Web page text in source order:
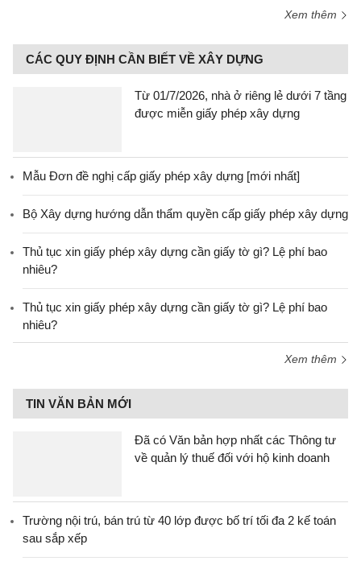
Xem thêm
CÁC QUY ĐỊNH CẦN BIẾT VỀ XÂY DỰNG
Từ 01/7/2026, nhà ở riêng lẻ dưới 7 tầng
được miễn giấy phép xây dựng
Mẫu Đơn đề nghị cấp giấy phép xây dựng [mới nhất]
Bộ Xây dựng hướng dẫn thẩm quyền cấp giấy phép xây dựng
Thủ tục xin giấy phép xây dựng cần giấy tờ gì? Lệ phí bao
nhiêu?
Thủ tục xin giấy phép xây dựng cần giấy tờ gì? Lệ phí bao
nhiêu?
Xem thêm
TIN VĂN BẢN MỚI
Đã có Văn bản hợp nhất các Thông tư
về quản lý thuế đối với hộ kinh doanh
Trường nội trú, bán trú từ 40 lớp được bố trí tối đa 2 kế toán
sau sắp xếp